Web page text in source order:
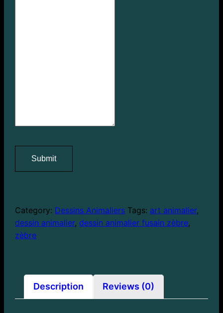
Submit
Category: Dessins Animaliers Tags: art animalier,
dessin animalier,dessin animalier fusain zèbre,
zèbre
Description Reviews (0)